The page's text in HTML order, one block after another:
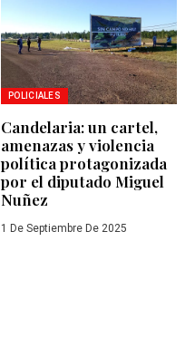
POLICIALES
Candelaria: un cartel,
amenazas y violencia
política protagonizada
por el diputado Miguel
Nuñez
1 De Septiembre De 2025